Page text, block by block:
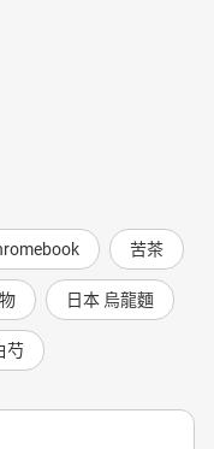
苦茶
日本 烏龍麵
芍